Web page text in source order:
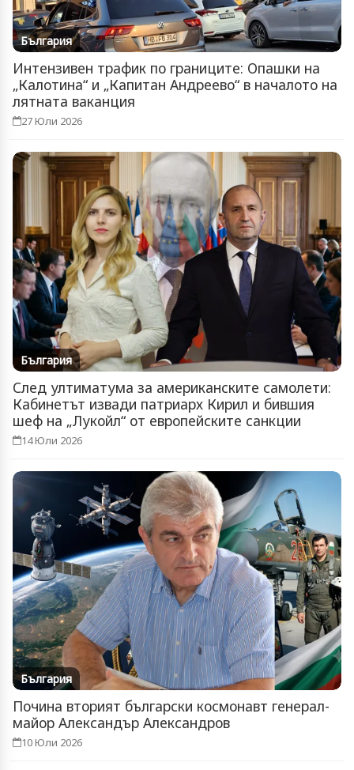
България
Интензивен трафик по границите: Опашки на
„Калотина“ и „Капитан Андреево“ в началото на
лятната ваканция
27 Юли 2026
България
След ултиматума за американските самолети:
Кабинетът извади патриарх Кирил и бившия
шеф на „Лукойл“ от европейските санкции
14 Юли 2026
България
Почина вторият български космонавт генерал-
майор Александър Александров
10 Юли 2026